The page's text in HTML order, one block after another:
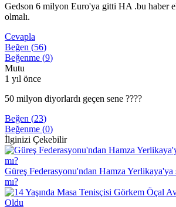
Gedson 6 milyon Euro'ya gitti HA .bu haber
olmalı.
Cevapla
Beğen (56)
Beğenme (9)
Mutu
1 yıl önce
50 milyon diyorlardı geçen sene ????
Beğen (23)
Beğenme (0)
İlginizi Çekebilir
Güreş Federasyonu'ndan Hamza Yerlikaya'ya
mı?